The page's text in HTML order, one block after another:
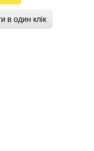
в один клік